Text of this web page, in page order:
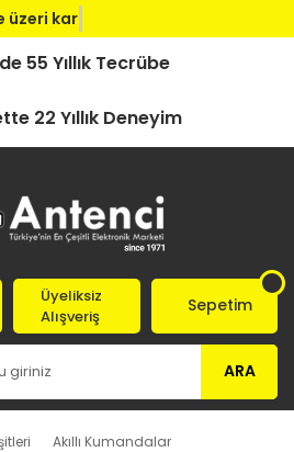
üzeri kargo
55 Yıllık Tecrübe
22 Yıllık Deneyim
ARA
Üyeliksiz
Alışveriş
Sepetim
Akıllı Kumandalar